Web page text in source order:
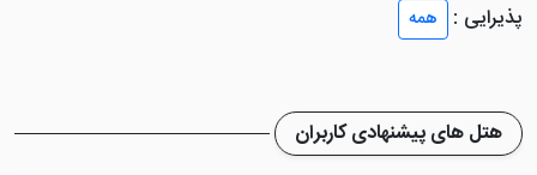
سرویس بهداشتی ایرانی و فرنگی، روم سرویس، حمام‌های
مجهز به لوازم شخصی، آینه دراور، کمد دیواری و ... را قرار
پذیرایی :
همه
هتل های پیشنهادی کاربران